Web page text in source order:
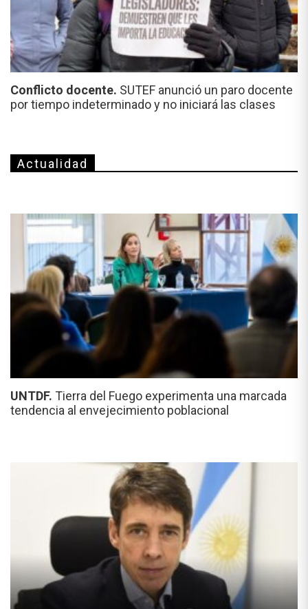
Conflicto docente. SUTEF anunció un paro docente
por tiempo indeterminado y no iniciará las clases
Actualidad
UNTDF. Tierra del Fuego experimenta una marcada
tendencia al envejecimiento poblacional